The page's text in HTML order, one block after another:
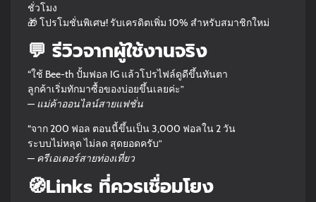
ชั่วโมง
🎁 โปรโมชั่นพิเศษ! รับเครดิตเพิ่ม 10% สำหรับสมาชิกใหม่
💬 รีวิวจากผู้ใช้งานจริง
“ใช้ Bee-th ปั้มฟอล IG แล้วโปรไฟล์ดูดีขึ้นทันตา
ลูกค้าเริ่มทักมาซื้อของบ่อยขึ้นเลยค่ะ”
— แม่ค้าออนไลน์สายแฟชั่น
“จาก 200 ฟอล ตอนนี้ขึ้นเป็น 3,000 ฟอลใน 2 วัน
ระบบไม่หลุด ไม่ลด สุดยอดครับ”
— ครีเอเตอร์สายท่องเที่ยว
🧭Links ที่ควรเชื่อมโยง